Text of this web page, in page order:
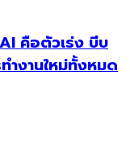
คือตัวเร่ง บีบ
ำงานใหม่ทั้งหมด